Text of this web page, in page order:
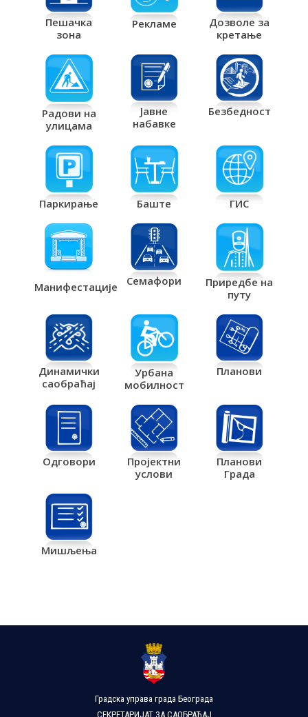
Пешачка
зона
Рекламе
Дозволе за
кретање
Радови на
улицама
Јавне
набавке
Безбедност
Паркирање Баште ГИС
Манифестације Семафори
Приредбе на
путу
Динамички
саобраћај
Урбана
мобилност
Планови
Одговори
Пројектни
услови
Планови
Града
Мишљења
Градска управа града Београда
СЕКРЕТАРИЈАТ ЗА САОБРАЋАЈ